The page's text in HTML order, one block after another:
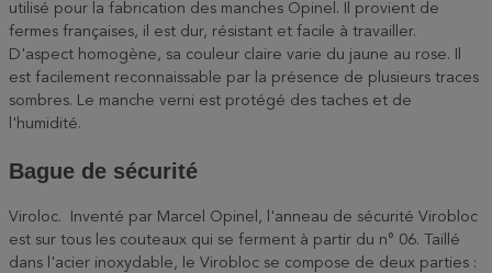
utilisé pour la fabrication des manches Opinel. Il provient de
fermes françaises, il est dur, résistant et facile à travailler.
D'aspect homogène, sa couleur claire varie du jaune au rose. Il
est facilement reconnaissable par la présence de plusieurs traces
sombres. Le manche verni est protégé des taches et de
l'humidité.
Bague de sécurité
Viroloc. Inventé par Marcel Opinel, l'anneau de sécurité Virobloc
est sur tous les couteaux qui se ferment à partir du n° 06. Taillé
dans l'acier inoxydable, le Virobloc se compose de deux parties :